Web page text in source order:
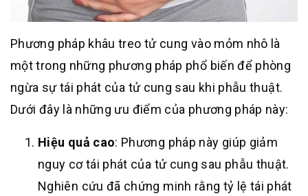
Phương pháp khâu treo tử cung vào mỏm nhô là
một trong những phương pháp phổ biến để phòng
ngừa sự tái phát của tử cung sau khi phẫu thuật.
Dưới đây là những ưu điểm của phương pháp này:
Hiệu quả cao: Phương pháp này giúp giảm
nguy cơ tái phát của tử cung sau phẫu thuật.
Nghiên cứu đã chứng minh rằng tỷ lệ tái phát